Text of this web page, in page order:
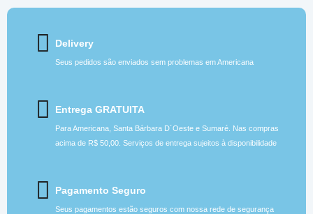
Delivery
Seus pedidos são enviados sem problemas em Americana
Entrega GRATUITA
Para Americana, Santa Bárbara D´Oeste e Sumaré. Nas compras
acima de R$ 50,00. Serviços de entrega sujeitos à disponibilidade
Pagamento Seguro
Seus pagamentos estão seguros com nossa rede de segurança